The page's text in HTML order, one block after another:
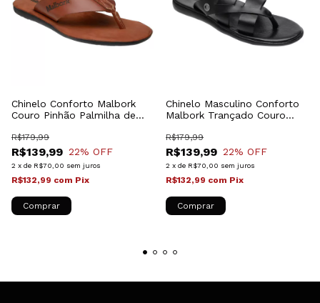
Chinelo Conforto Malbork
Couro Pinhão Palmilha de
R$139,99
R$179,99
22% OFF
2 x de R$70,00 sem juros
R$132,99 com Pix
Comprar
Chinelo Masculino Conforto
Malbork Trançado Couro
R$139,99
R$179,99
22% OFF
2 x de R$70,00 sem juros
R$132,99 com Pix
Comprar